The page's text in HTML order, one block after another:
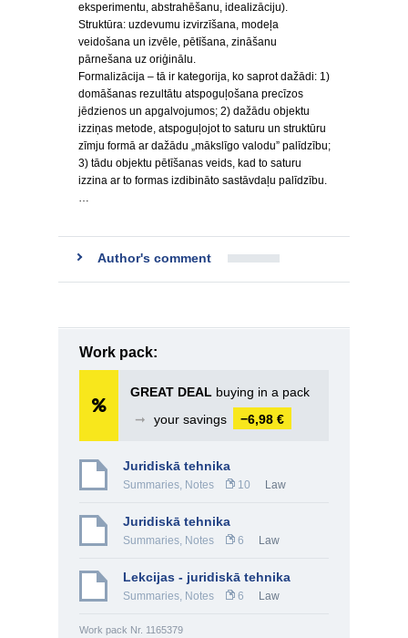
eksperimentu, abstrahēšanu, idealizāciju).
Struktūra: uzdevumu izvirzīšana, modeļa
veidošana un izvēle, pētīšana, zināšanu
pārnešana uz oriģinālu.
Formalizācija – tā ir kategorija, ko saprot dažādi: 1)
domāšanas rezultātu atspoguļošana precīzos
jēdzienos un apgalvojumos; 2) dažādu objektu
izziņas metode, atspoguļojot to saturu un struktūru
zīmju formā ar dažādu „mākslīgo valodu” palīdzību;
3) tādu objektu pētīšanas veids, kad to saturu
izzina ar to formas izdibināto sastāvdaļu palīdzību.
…
Author's comment
Work pack:
GREAT DEAL buying in a pack
➞
your savings −6,98 €
Juridiskā tehnika
Summaries, Notes 10 Law
Juridiskā tehnika
Summaries, Notes 6 Law
Lekcijas - juridiskā tehnika
Summaries, Notes 6 Law
Work pack Nr. 1165379